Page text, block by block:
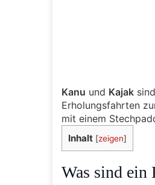
Kanu und Kajak
Erholungsfahrten
mit einem
Inhalt [zeigen]
Was sind ein